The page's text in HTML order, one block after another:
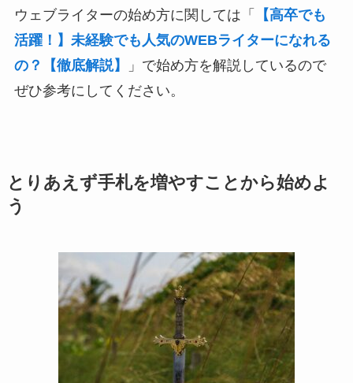
ウェブライターの始め方に関しては「
【高卒でも
活躍！】未経験でも人気のWEBライターになれる
の？【徹底解説】
」で始め方を解説しているので
ぜひ参考にしてください。
とりあえず手札を増やすことから始めよ
う